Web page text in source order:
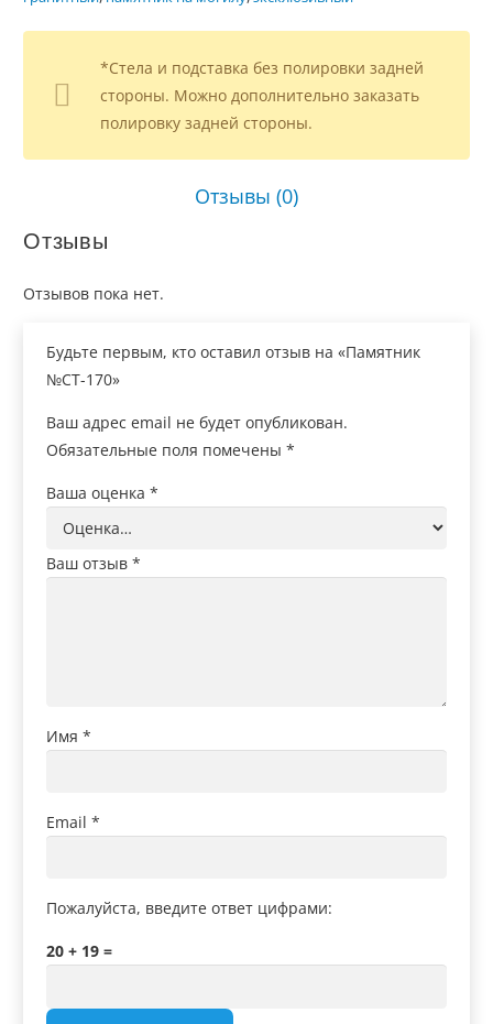
*Стела и подставка без полировки задней
стороны. Можно дополнительно заказать
полировку задней стороны.
Отзывы (0)
Отзывы
Отзывов пока нет.
Будьте первым, кто оставил отзыв на «Памятник
№СТ-170»
Ваш адрес email не будет опубликован.
Обязательные поля помечены *
Ваша оценка *
Ваш отзыв *
Имя *
Email *
Пожалуйста, введите ответ цифрами:
20 + 19 =